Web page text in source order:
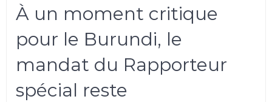
À un moment critique
pour le Burundi, le
mandat du Rapporteur
spécial reste